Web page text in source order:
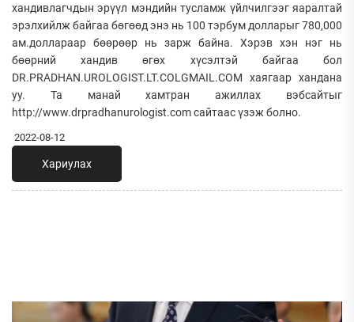
хандивлагчдын эрүүл мэндийн тусламж үйлчилгээг яаралтай
эрэлхийлж байгаа бөгөөд энэ нь 100 тэрбум долларыг 780,000
ам.доллараар бөөрөөр нь зарж байна. Хэрэв хэн нэг нь
бөөрний хандив өгөх хүсэлтэй байгаа бол
DR.PRADHAN.UROLOGIST.LT.COLGMAIL.COM хаягаар хандана
уу. Та манай хамтран ажиллах вэбсайтыг
http://www.drpradhanurologist.com сайтаас үзэж болно.
2022-08-12
Хариулах